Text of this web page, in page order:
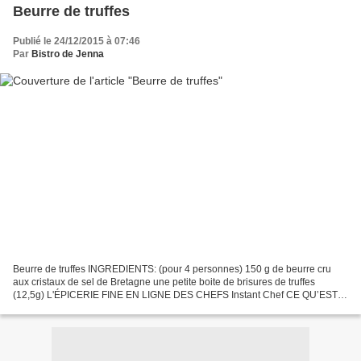
Beurre de truffes
Publié le 24/12/2015 à 07:46
Par Bistro de Jenna
Beurre de truffes INGREDIENTS: (pour 4 personnes) 150 g de beurre cru
aux cristaux de sel de Bretagne une petite boite de brisures de truffes
(12,5g) L'ÉPICERIE FINE EN LIGNE DES CHEFS Instant Chef CE QU’EST